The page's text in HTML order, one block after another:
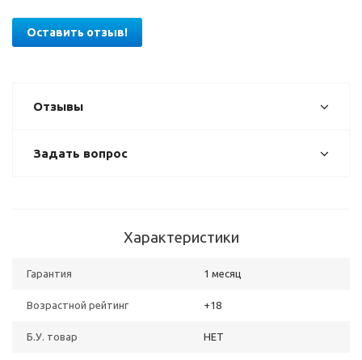
Оставить отзыв!
Отзывы
Задать вопрос
Характеристики
Гарантия 1 месяц
Возрастной рейтинг +18
Б.У. товар НЕТ